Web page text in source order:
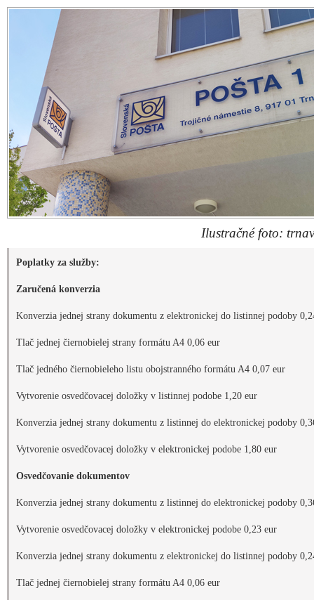
Ilustračné foto:
Poplatky za služby:
Zaručená konverzia
Konverzia jednej strany dokumentu z elektronickej do listinnej podoby
Tlač jednej čiernobielej strany formátu A4 0,06 eur
Tlač jedného čiernobieleho listu obojstranného formátu A4 0,07 eur
Vytvorenie osvedčovacej doložky v listinnej podobe 1,20 eur
Konverzia jednej strany dokumentu z listinnej do elektronickej podoby
Vytvorenie osvedčovacej doložky v elektronickej podobe 1,80 eur
Osvedčovanie dokumentov
Konverzia jednej strany dokumentu z listinnej do elektronickej podoby
Vytvorenie osvedčovacej doložky v elektronickej podobe 0,23 eur
Konverzia jednej strany dokumentu z elektronickej do listinnej podoby
Tlač jednej čiernobielej strany formátu A4 0,06 eur